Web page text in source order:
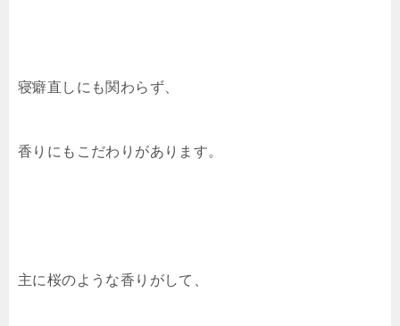
寝癖直しにも関わらず、
香りにもこだわりがあります。
主に桜のような香りがして、